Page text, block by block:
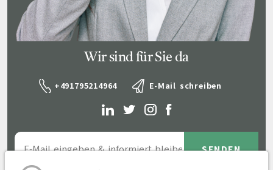
Wir sind für Sie da
+491795214964 E-Mail schreiben